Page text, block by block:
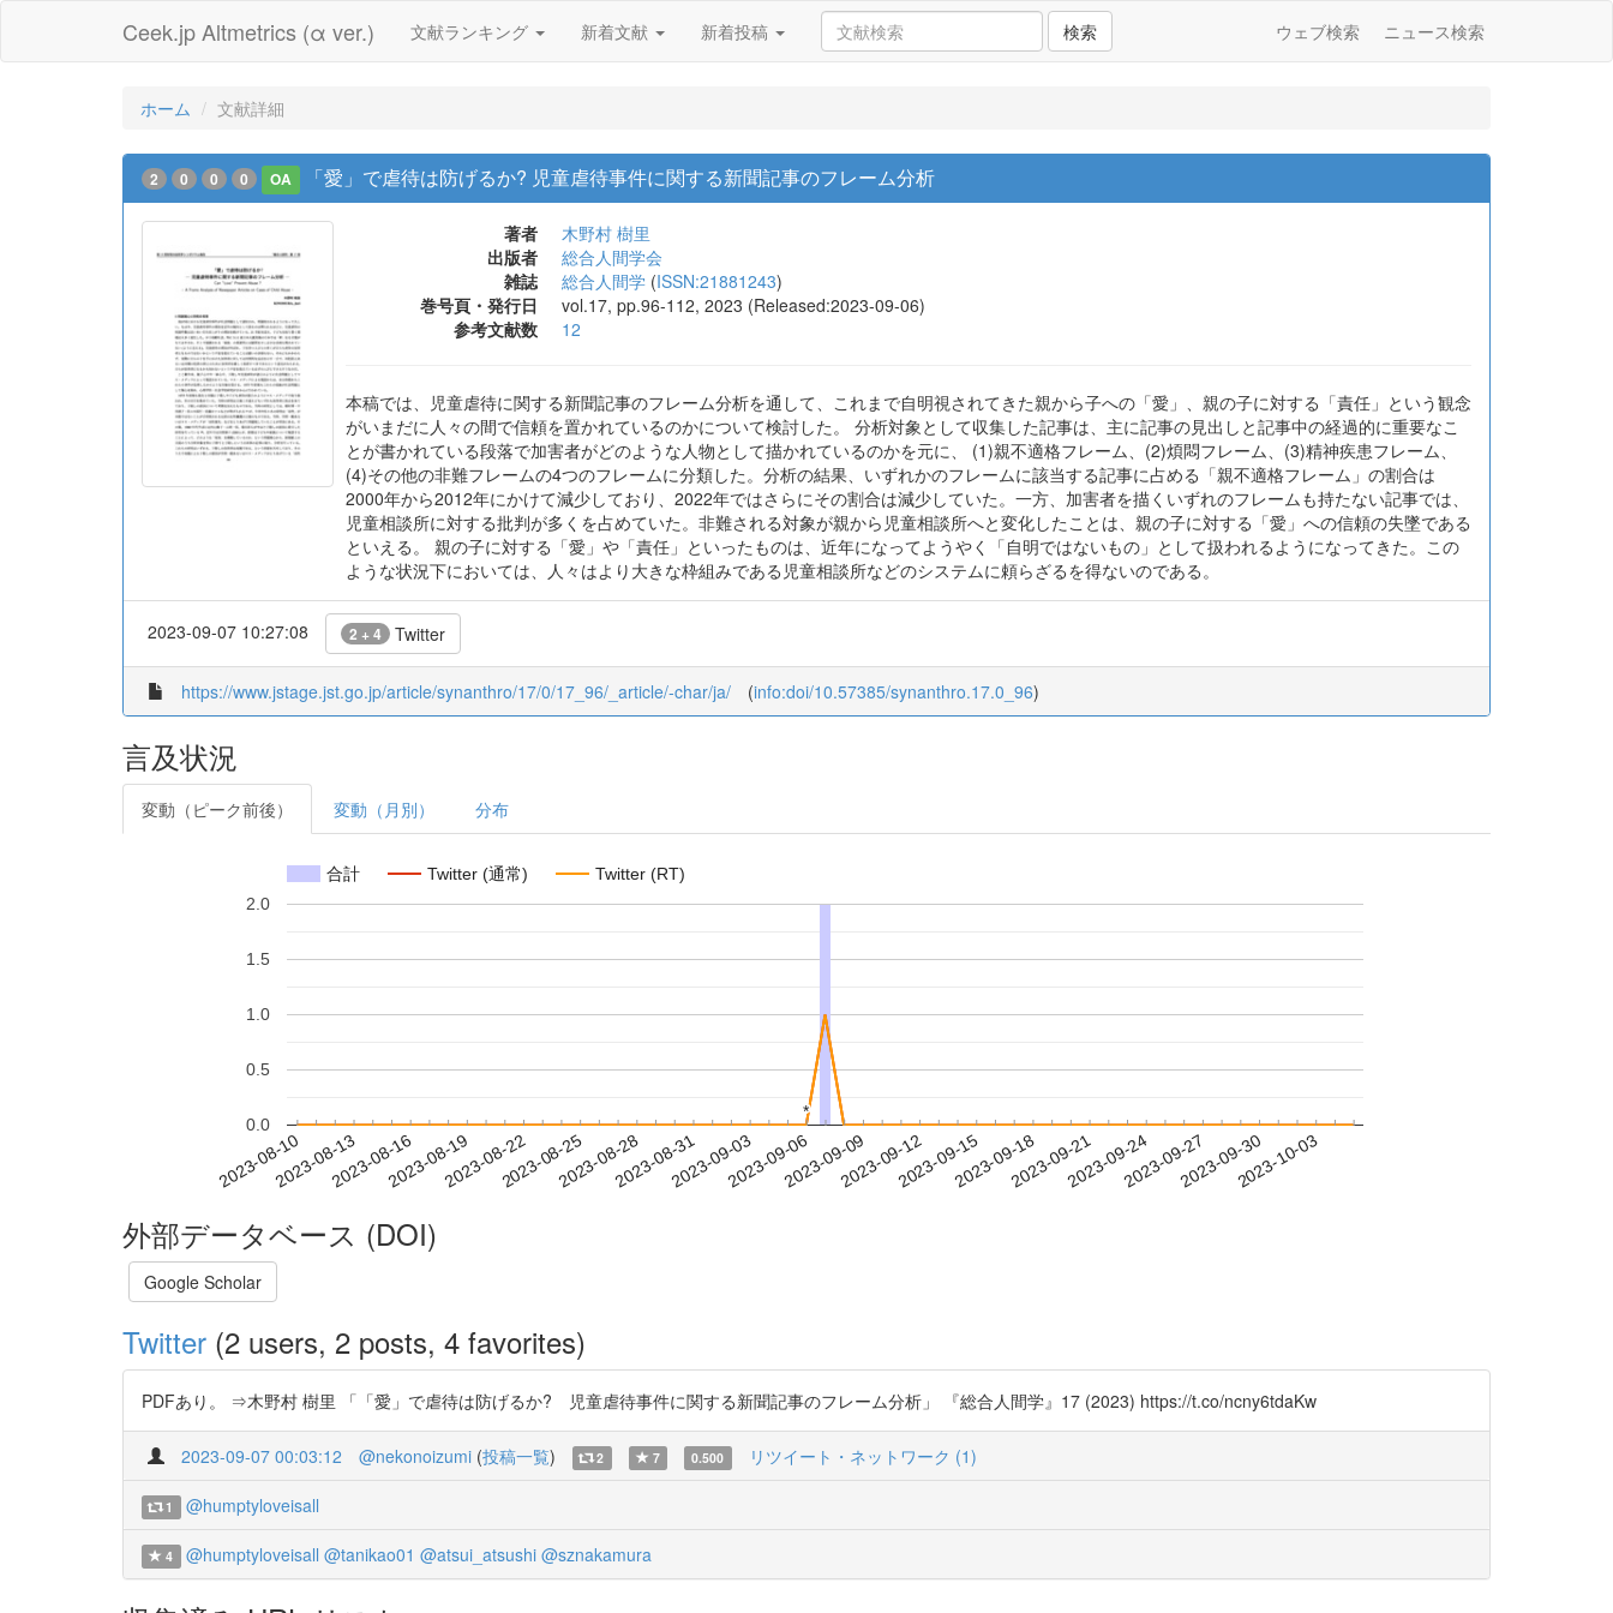
Ceek.jp Altmetrics (α ver.) 文献ランキング 新着文献 新着投稿 検索 ウェブ検索 ニュース検索
ホーム 文献詳細
2 0 0 0 OA 「愛」で虐待は防げるか? 児童虐待事件に関する新聞記事のフレーム分析
著者
木野村 樹里
出版者
総合人間学会
雑誌
総合人間学 (ISSN:21881243)
巻号頁・発行日
vol.17, pp.96-112, 2023 (Released:2023-09-06)
参考文献数
12
本稿では、児童虐待に関する新聞記事のフレーム分析を通して、これまで自明視されてきた親から子への「愛」、親の子に対する「責任」という観念
がいまだに人々の間で信頼を置かれているのかについて検討した。 分析対象として収集した記事は、主に記事の見出しと記事中の経過的に重要なこ
とが書かれている段落で加害者がどのような人物として描かれているのかを元に、 (1)親不適格フレーム、(2)煩悶フレーム、(3)精神疾患フレーム、
(4)その他の非難フレームの4つのフレームに分類した。分析の結果、いずれかのフレームに該当する記事に占める「親不適格フレーム」の割合は
2000年から2012年にかけて減少しており、2022年ではさらにその割合は減少していた。一方、加害者を描くいずれのフレームも持たない記事では、
児童相談所に対する批判が多くを占めていた。非難される対象が親から児童相談所へと変化したことは、親の子に対する「愛」への信頼の失墜である
といえる。 親の子に対する「愛」や「責任」といったものは、近年になってようやく「自明ではないもの」として扱われるようになってきた。この
ような状況下においては、人々はより大きな枠組みである児童相談所などのシステムに頼らざるを得ないのである。
2023-09-07 10:27:08 2 + 4 Twitter
https://www.jstage.jst.go.jp/article/synanthro/17/0/17_96/_article/-char/ja/ (info:doi/10.57385/synanthro.17.0_96)
言及状況
変動（ピーク前後） 変動（月別） 分布
合計 Twitter (通常) Twitter (RT)
2023-08-102023-08-132023-08-162023-08-192023-08-222023-08-252023-08-282023-08-312023-09-032023-09-062023-09-092023-09-122023-09-152023-09-182023-09-212023-09-242023-09-272023-09-302023-10-03
0.0
0.5
1.0
1.5
2.0
*
*
外部データベース (DOI)
Google Scholar
Twitter (2 users, 2 posts, 4 favorites)
PDFあり。 ⇒木野村 樹里 「「愛」で虐待は防げるか? 児童虐待事件に関する新聞記事のフレーム分析」 『総合人間学』17 (2023) https://t.co/ncny6tdaKw
2023-09-07 00:03:12 @nekonoizumi (投稿一覧) 2 7 0.500 リツイート・ネットワーク (1)
1 @humptyloveisall
4 @humptyloveisall @tanikao01 @atsui_atsushi @sznakamura